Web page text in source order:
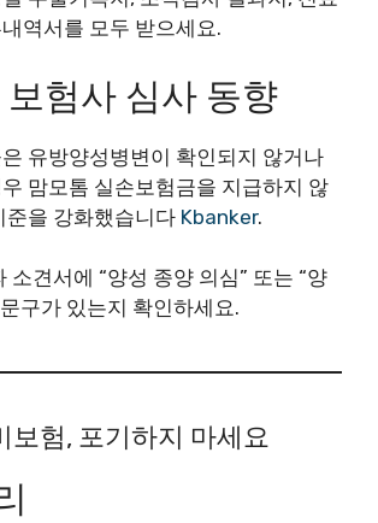
역서를 모두 받으세요.
험사 심사 동향
유방양성병변이 확인되지 않거나
맘모톰 실손보험금을 지급하지 않
준을 강화했습니다 Kbanker.
소견서에 “양성 종양 의심” 또는 “양
구가 있는지 확인하세요.
보험, 포기하지 마세요